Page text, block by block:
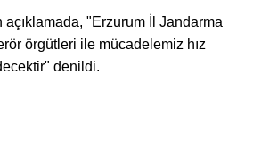
açıklamada, "Erzurum İl Jandarma
örgütleri ile mücadelemiz hız
denildi.